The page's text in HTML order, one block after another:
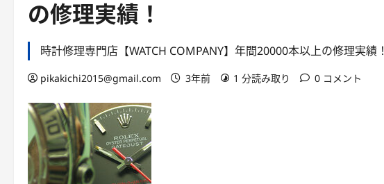
の修理実績！
時計修理専門店【WATCH COMPANY】年間20000本以上の修理実績！
pikakichi2015@gmail.com 3年前 1 分読み取り 0 コメント